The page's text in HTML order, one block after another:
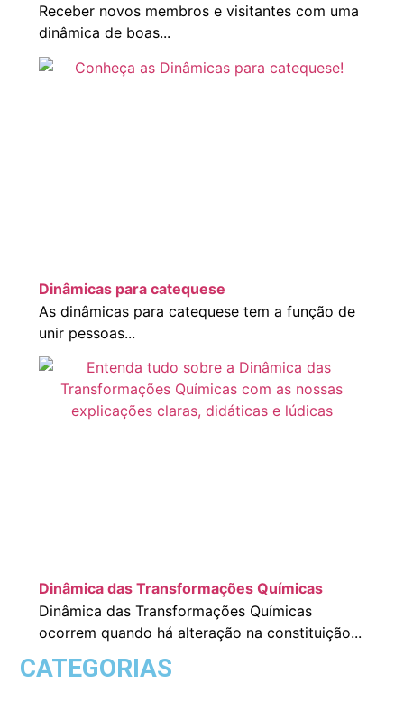
Receber novos membros e visitantes com uma
dinâmica de boas...
Dinâmicas para catequese
As dinâmicas para catequese tem a função de
unir pessoas...
Dinâmica das Transformações Químicas
Dinâmica das Transformações Químicas
ocorrem quando há alteração na constituição...
CATEGORIAS